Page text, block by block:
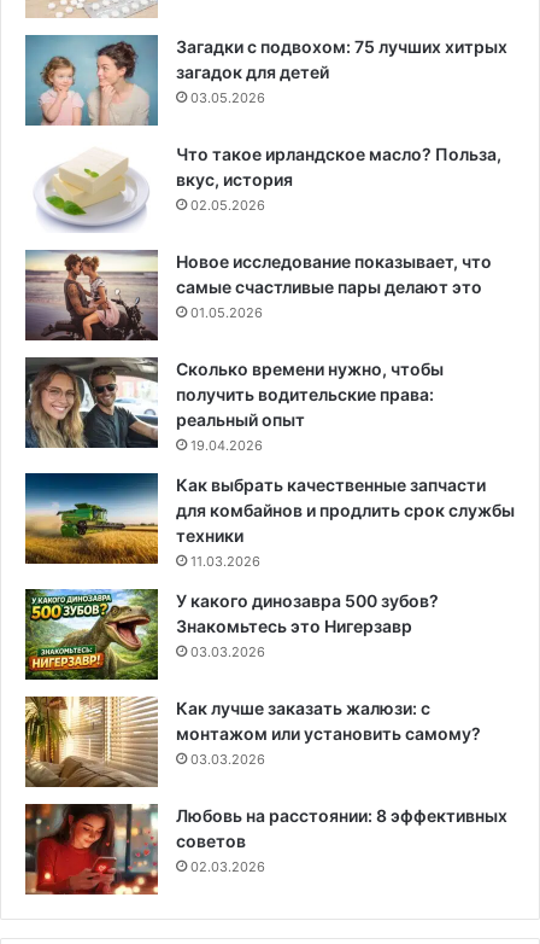
Загадки с подвохом: 75 лучших хитрых
загадок для детей
03.05.2026
Что такое ирландское масло? Польза,
вкус, история
02.05.2026
Новое исследование показывает, что
самые счастливые пары делают это
01.05.2026
Сколько времени нужно, чтобы
получить водительские права:
реальный опыт
19.04.2026
Как выбрать качественные запчасти
для комбайнов и продлить срок службы
техники
11.03.2026
У какого динозавра 500 зубов?
Знакомьтесь это Нигерзавр
03.03.2026
Как лучше заказать жалюзи: с
монтажом или установить самому?
03.03.2026
Любовь на расстоянии: 8 эффективных
советов
02.03.2026